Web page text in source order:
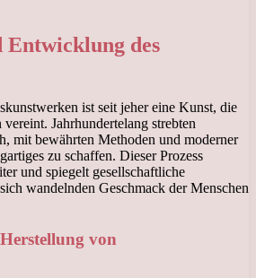
Entwicklung des
ist seit jeher eine Kunst, die
Jahrhundertelang strebten
mit bewährten Methoden und moderner
zu schaffen. Dieser Prozess
und spiegelt gesellschaftliche
wandelnden Geschmack der Menschen
von